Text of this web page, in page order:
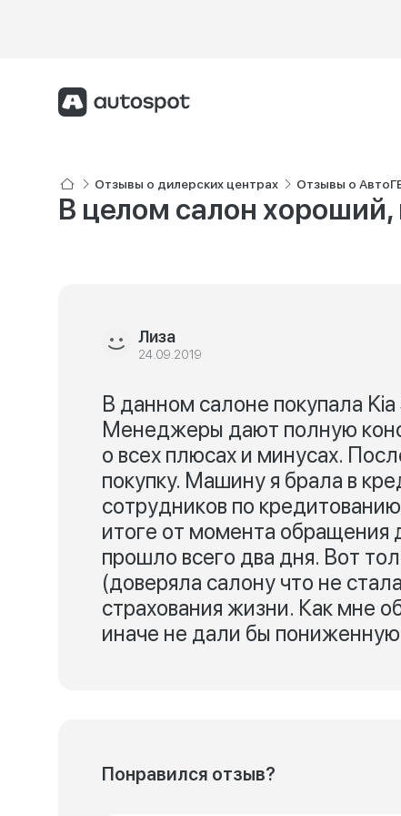
Отзывы о дилерских центрах Отзывы о
В целом салон
Лиза
24.09.2019
В данном салоне покупала
Менеджеры дают полную
о всех плюсах и минусах.
покупку. Машину я брала в
сотрудников по
итоге от момента обращения
прошло всего два дня. Вот
(доверяла салону что не
страхования жизни. Как мне
иначе не дали бы пониженную
Понравился отзыв?